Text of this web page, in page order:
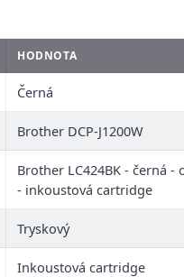
HODNOTA
Černá
Brother DCP-J1200W
Brother LC424BK - černá -
- inkoustová cartridge
Tryskový
Inkoustová cartridge